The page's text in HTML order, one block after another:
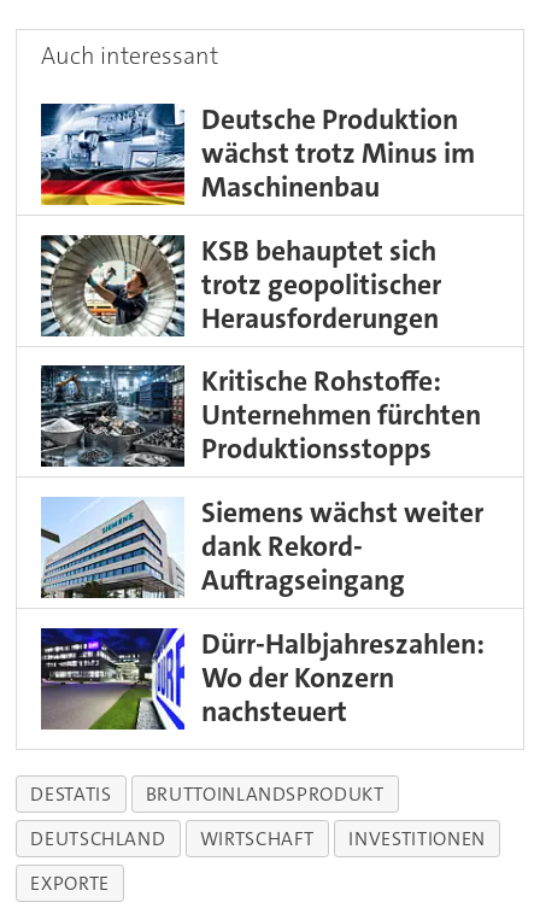
Auch interessant
Deutsche Produktion
wächst trotz Minus im
Maschinenbau
KSB behauptet sich
trotz geopolitischer
Herausforderungen
Kritische Rohstoffe:
Unternehmen fürchten
Produktionsstopps
Siemens wächst weiter
dank Rekord-
Auftragseingang
Dürr-Halbjahreszahlen:
Wo der Konzern
nachsteuert
DESTATIS
BRUTTOINLANDSPRODUKT
DEUTSCHLAND
WIRTSCHAFT
INVESTITIONEN
EXPORTE